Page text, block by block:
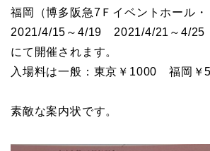
福岡（博多阪急7Ｆイベントホール・
2021/4/15～4/19 2021/4/21～4/25
にて開催されます。
入場料は一般：東京￥1000 福岡￥
素敵な案内状です。